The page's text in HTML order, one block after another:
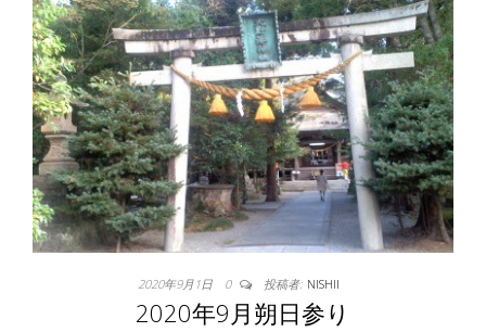
2020年9月1日 0 投稿者: NISHII
2020年9月朔日参り